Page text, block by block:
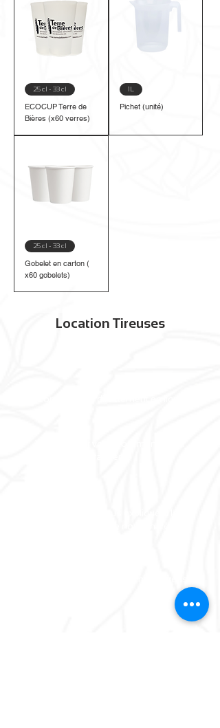
25 cl - 33 cl
ECOCUP Terre de
Bières (x60 verres)
1L
Pichet (unité)
25 cl - 33 cl
Gobelet en carton (
x60 gobelets)
Location Tireuses